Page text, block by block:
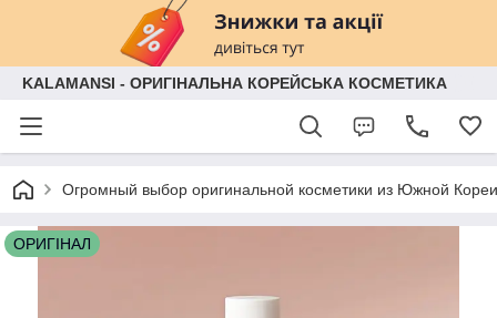
KALAMANSI - ОРИГІНАЛЬНА КОРЕЙСЬКА КОСМЕТИКА
Огромный выбор оригинальной косметики из Южной
ОРИГІНАЛ